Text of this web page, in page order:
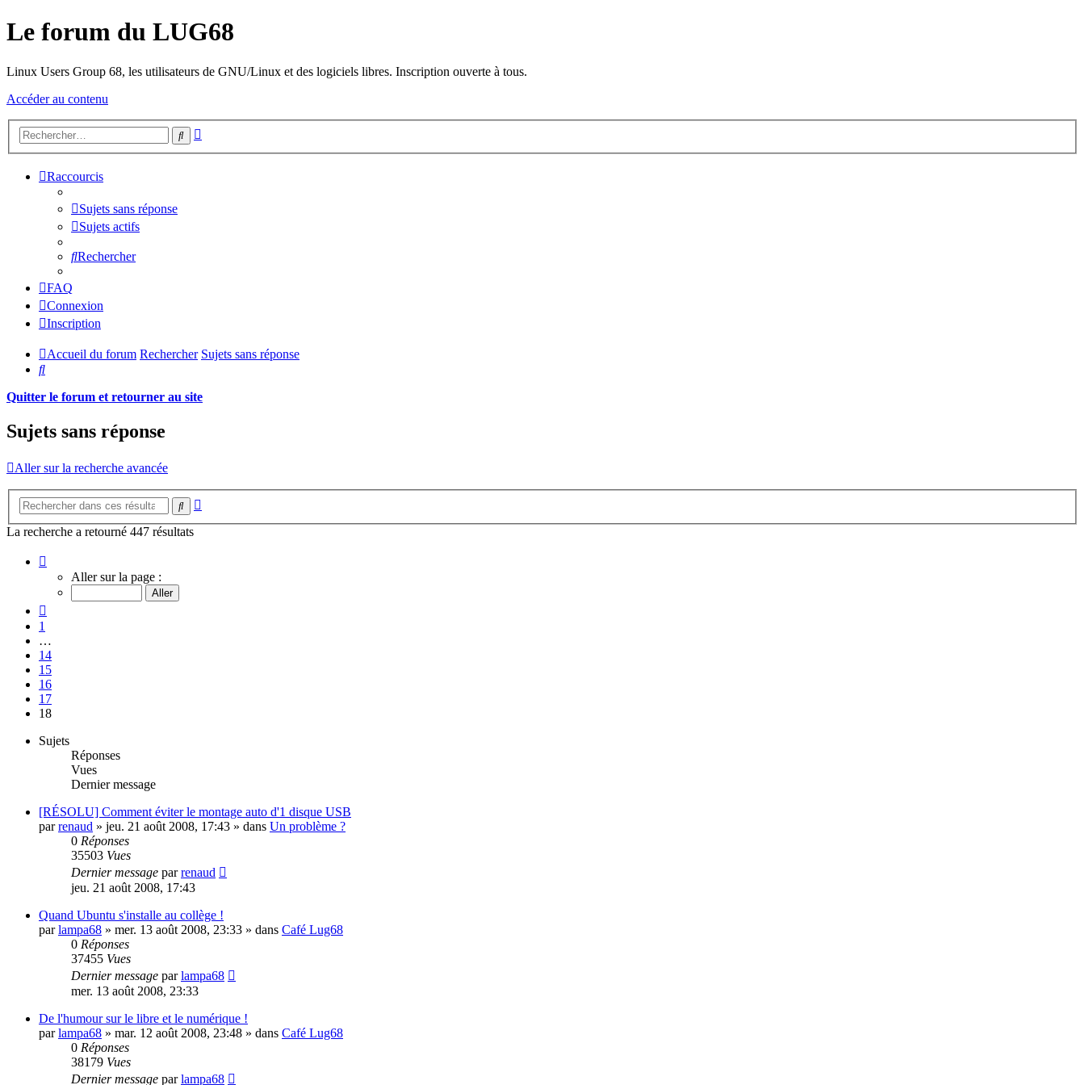
Le forum du LUG68
Linux Users Group 68, les utilisateurs de GNU/Linux et des logiciels libres. Inscription ouverte à tous.
Accéder au contenu
Rechercher
Raccourcis
Sujets sans réponse
Sujets actifs
Rechercher
FAQ
Connexion
Inscription
Accueil du forum Rechercher Sujets sans réponse
Rechercher
Quitter le forum et retourner au site
Sujets sans réponse
Aller sur la recherche avancée
Rechercher
La recherche a retourné 447 résultats
18
sur
Aller sur la page :
1
…
14
15
16
17
18
Sujets
Réponses
Vues
Dernier message
[RÉSOLU] Comment éviter le montage auto d'1 disque USB
parrenaud » jeu. 21 août 2008, 17:43 » dans Un problème ?
0 Réponses
35503 Vues
Dernier message parrenaud
jeu. 21 août 2008, 17:43
Quand Ubuntu s'installe au collège !
parlampa68 » mer. 13 août 2008, 23:33 » dans Café Lug68
0 Réponses
37455 Vues
Dernier message parlampa68
mer. 13 août 2008, 23:33
De l'humour sur le libre et le numérique !
parlampa68 » mar. 12 août 2008, 23:48 » dans Café Lug68
0 Réponses
38179 Vues
Dernier message parlampa68